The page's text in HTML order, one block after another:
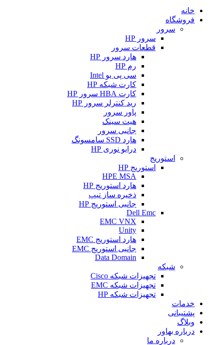
خانه
فروشگاه
سرور
سرور HP
قطعات سرور
هارد سرور HP
رم HP
سی پی یو Intel
کارت شبکه HP
کارت HBA سرور HP
رید کنترلر سرور HP
پاور سرور
هیت سینک
جانبی سرور
هارد SSD سامسونگ
درایو نوری HP
استوریج
استوریج HP
HPE MSA
هارد استوریج HP
ذخیره ساز تیپ
جانبی استوریج HP
Dell Emc
EMC VNX
Unity
هارد استوریج EMC
جانبی استوریج EMC
Data Domain
شبکه
تجهیزات شبکه Cisco
تجهیزات شبکه EMC
تجهیزات شبکه HP
خدمات
پشتیبانی
وبلاگ
درباره بهاور
درباره ما